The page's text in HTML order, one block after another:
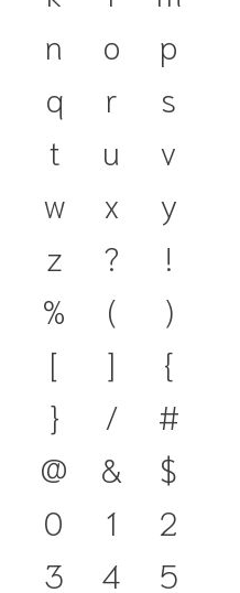
n
o
p
q
r
s
t
u
v
w
x
y
z
?
!
%
(
)
[
]
{
}
/
#
@
&
$
0
1
2
3
4
5